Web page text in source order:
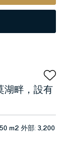
湖畔，設有
m2外部:3,200